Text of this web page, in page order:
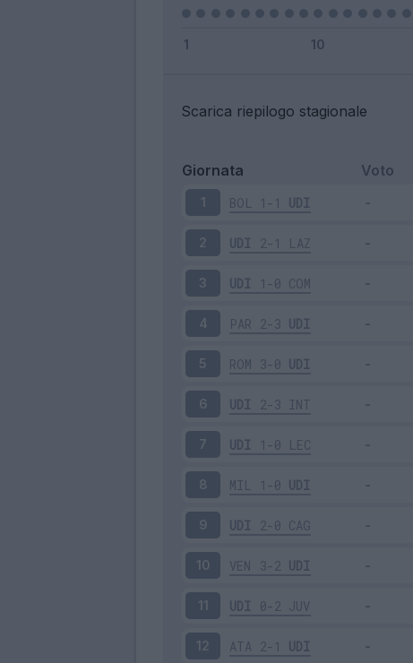
Scarica riepilogo stagionale
Giornata Voto
1 BOL 1-1 UDI
2 UDI 2-1 LAZ
3 UDI 1-0 COM
4 PAR 2-3 UDI
5 ROM 3-0 UDI
6 UDI 2-3 INT
7 UDI 1-0 LEC
8 MIL 1-0 UDI
9 UDI 2-0 CAG
10 VEN 3-2 UDI
11 UDI 0-2 JUV
12 ATA 2-1 UDI